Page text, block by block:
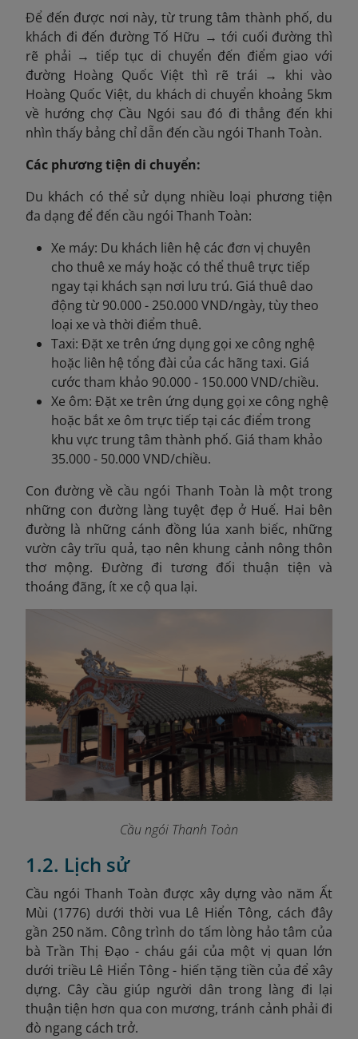
Để đến được nơi này, từ trung tâm thành phố, du
khách đi đến đường Tố Hữu → tới cuối đường thì
rẽ phải → tiếp tục di chuyển đến điểm giao với
đường Hoàng Quốc Việt thì rẽ trái → khi vào
Hoàng Quốc Việt, du khách di chuyển khoảng 5km
về hướng chợ Cầu Ngói sau đó đi thẳng đến khi
nhìn thấy bảng chỉ dẫn đến cầu ngói Thanh Toàn.
Các phương tiện di chuyển:
Du khách có thể sử dụng nhiều loại phương tiện
đa dạng để đến cầu ngói Thanh Toàn:
Xe máy: Du khách liên hệ các đơn vị chuyên
cho thuê xe máy hoặc có thể thuê trực tiếp
ngay tại khách sạn nơi lưu trú. Giá thuê dao
động từ 90.000 - 250.000 VND/ngày, tùy theo
loại xe và thời điểm thuê.
Taxi: Đặt xe trên ứng dụng gọi xe công nghệ
hoặc liên hệ tổng đài của các hãng taxi. Giá
cước tham khảo 90.000 - 150.000 VND/chiều.
Xe ôm: Đặt xe trên ứng dụng gọi xe công nghệ
hoặc bắt xe ôm trực tiếp tại các điểm trong
khu vực trung tâm thành phố. Giá tham khảo
35.000 - 50.000 VND/chiều.
Con đường về cầu ngói Thanh Toàn là một trong
những con đường làng tuyệt đẹp ở Huế. Hai bên
đường là những cánh đồng lúa xanh biếc, những
vườn cây trĩu quả, tạo nên khung cảnh nông thôn
thơ mộng. Đường đi tương đối thuận tiện và
thoáng đãng, ít xe cộ qua lại.
Cầu ngói Thanh Toàn
1.2. Lịch sử
Cầu ngói Thanh Toàn được xây dựng vào năm Ất
Mùi (1776) dưới thời vua Lê Hiển Tông, cách đây
gần 250 năm. Công trình do tấm lòng hảo tâm của
bà Trần Thị Đạo - cháu gái của một vị quan lớn
dưới triều Lê Hiển Tông - hiến tặng tiền của để xây
dựng. Cây cầu giúp người dân trong làng đi lại
thuận tiện hơn qua con mương, tránh cảnh phải đi
đò ngang cách trở.